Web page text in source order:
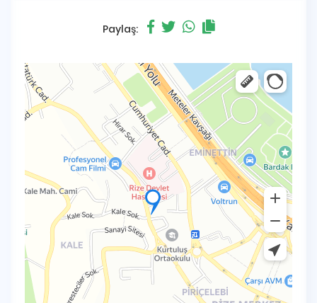
Paylaş: